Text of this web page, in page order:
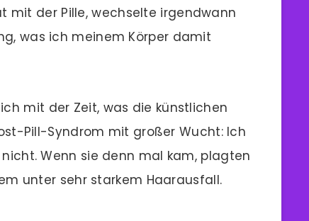
mit der Pille, wechselte irgendwann
was ich meinem Körper damit
mit der Zeit, was die künstlichen
Pill-Syndrom mit großer Wucht: Ich
Wenn sie denn mal kam, plagten
unter sehr starkem Haarausfall.